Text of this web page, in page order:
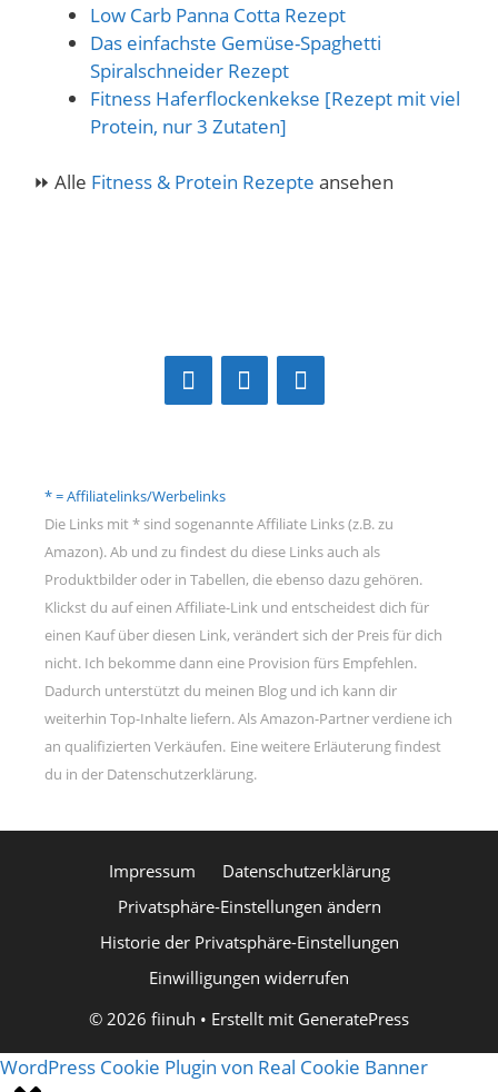
Low Carb Panna Cotta Rezept
Das einfachste Gemüse-Spaghetti
Spiralschneider Rezept
Fitness Haferflockenkekse [Rezept mit viel
Protein, nur 3 Zutaten]
⏩ Alle Fitness & Protein Rezepte ansehen
* = Affiliatelinks/Werbelinks
Die Links mit * sind sogenannte Affiliate Links (z.B. zu
Amazon). Ab und zu findest du diese Links auch als
Produktbilder oder in Tabellen, die ebenso dazu gehören.
Klickst du auf einen Affiliate-Link und entscheidest dich für
einen Kauf über diesen Link, verändert sich der Preis für dich
nicht. Ich bekomme dann eine Provision fürs Empfehlen.
Dadurch unterstützt du meinen Blog und ich kann dir
weiterhin Top-Inhalte liefern. Als Amazon-Partner verdiene ich
an qualifizierten Verkäufen. Eine weitere Erläuterung findest
du in der Datenschutzerklärung.
Impressum
Datenschutzerklärung
Privatsphäre-Einstellungen ändern
Historie der Privatsphäre-Einstellungen
Einwilligungen widerrufen
© 2026 fiinuh • Erstellt mit GeneratePress
WordPress Cookie Plugin von Real Cookie Banner